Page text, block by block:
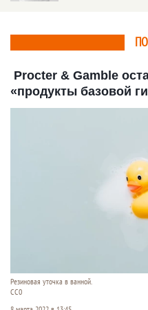
Procter & Gamble
«продукты базовой
Резиновая уточка в ванной.
CC0